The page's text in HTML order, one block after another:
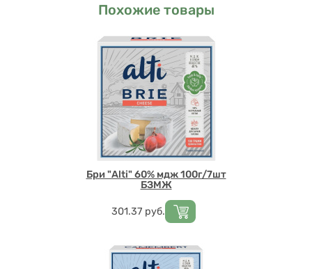
Похожие товары
Бри "Alti" 60% мдж 100г/7шт
БЗМЖ
Цена
301.37 руб.